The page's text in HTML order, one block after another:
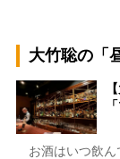
大竹聡の「
お酒はいつ飲ん